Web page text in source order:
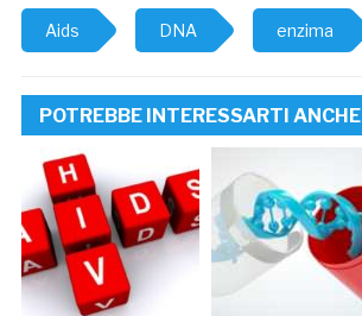
Aids DNA enzima
POTREBBE INTERESSARTI ANCHE